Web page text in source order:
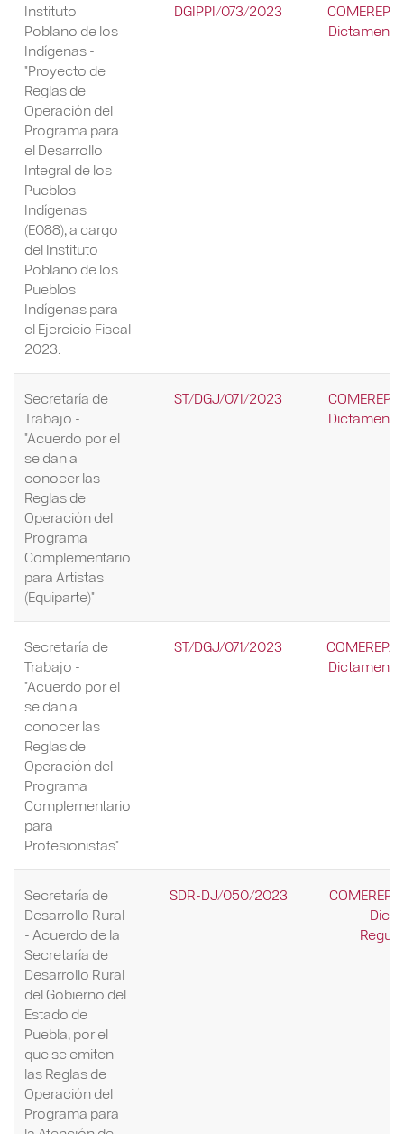
Instituto
Poblano de los
Indígenas -
"Proyecto de
Reglas de
Operación del
Programa para
el Desarrollo
Integral de los
Pueblos
Indígenas
(E088), a cargo
del Instituto
Poblano de los
Pueblos
Indígenas para
el Ejercicio Fiscal
2023.
DGIPPI/073/2023
Dictamen
Secretaría de
Trabajo -
"Acuerdo por el
se dan a
conocer las
Reglas de
Operación del
Programa
Complementario
para Artistas
(Equiparte)"
ST/DGJ/071/2023
Dictamen
Secretaría de
Trabajo -
"Acuerdo por el
se dan a
conocer las
Reglas de
Operación del
Programa
Complementario
para
Profesionistas"
ST/DGJ/071/2023
Dictamen
Secretaría de
Desarrollo Rural
- Acuerdo de la
Secretaría de
Desarrollo Rural
del Gobierno del
Estado de
Puebla, por el
que se emiten
las Reglas de
Operación del
Programa para
SDR-DJ/050/2023
-